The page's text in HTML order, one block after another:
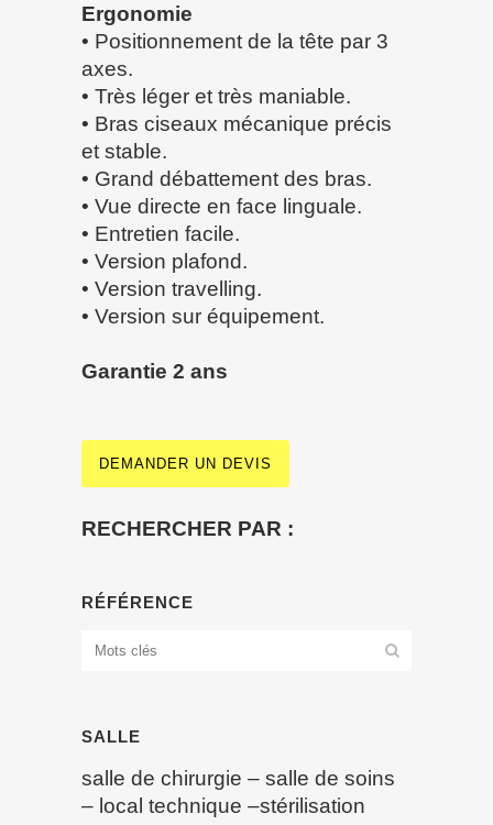
Ergonomie
• Positionnement de la tête par 3
axes.
• Très léger et très maniable.
• Bras ciseaux mécanique précis
et stable.
• Grand débattement des bras.
• Vue directe en face linguale.
• Entretien facile.
• Version plafond.
• Version travelling.
• Version sur équipement.
Garantie 2 ans
DEMANDER UN DEVIS
RECHERCHER PAR :
RÉFÉRENCE
SALLE
salle de chirurgie – salle de soins
– local technique –stérilisation